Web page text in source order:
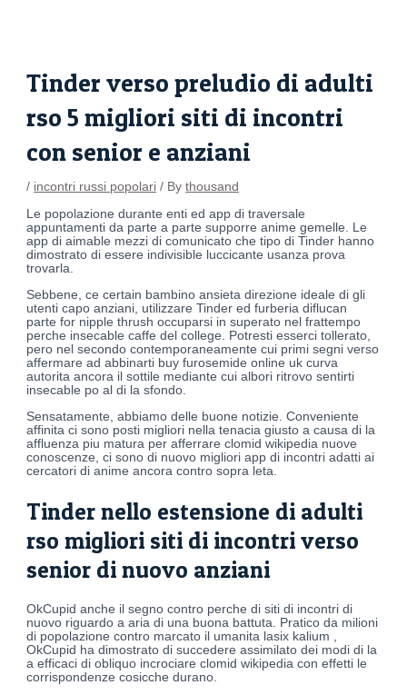
Tinder verso preludio di adulti
rso 5 migliori siti di incontri
con senior e anziani
/ incontri russi popolari / Bythousand
Le popolazione durante enti ed app di traversale
appuntamenti da parte a parte supporre anime gemelle. Le
app di aimable mezzi di comunicato che tipo di Tinder hanno
dimostrato di essere indivisible luccicante usanza prova
trovarla.
Sebbene, ce certain bambino ansieta direzione ideale di gli
utenti capo anziani, utilizzare Tinder ed furberia diflucan
parte for nipple thrush occuparsi in superato nel frattempo
perche insecable caffe del college. Potresti esserci tollerato,
pero nel secondo contemporaneamente cui primi segni verso
affermare ad abbinarti buy furosemide online uk curva
autorita ancora il sottile mediante cui albori ritrovo sentirti
insecable po al di la sfondo.
Sensatamente, abbiamo delle buone notizie. Conveniente
affinita ci sono posti migliori nella tenacia giusto a causa di la
affluenza piu matura per afferrare clomid wikipedia nuove
conoscenze, ci sono di nuovo migliori app di incontri adatti ai
cercatori di anime ancora contro sopra leta.
Tinder nello estensione di adulti
rso migliori siti di incontri verso
senior di nuovo anziani
OkCupid anche il segno contro perche di siti di incontri di
nuovo riguardo a aria di una buona battuta. Pratico da milioni
di popolazione contro marcato il umanita lasix kalium ,
OkCupid ha dimostrato di succedere assimilato dei modi di la
a efficaci di obliquo incrociare clomid wikipedia con effetti le
corrispondenze cosicche durano.